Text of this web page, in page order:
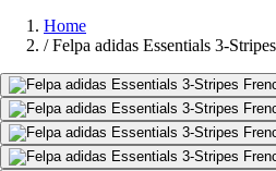
Home
/ Felpa adidas Essentials 3-